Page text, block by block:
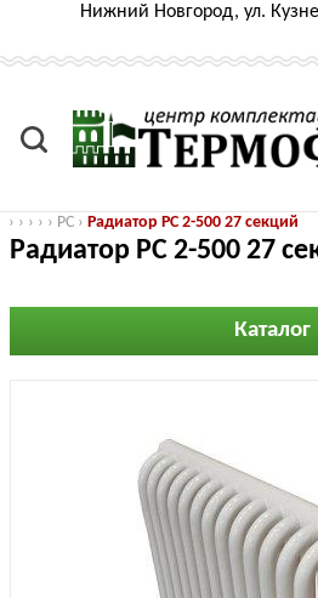
Нижний Новгород, ул.
› › › › › РС › Радиатор РС 2-500 27 секций
Радиатор РС 2-500 27
Каталог